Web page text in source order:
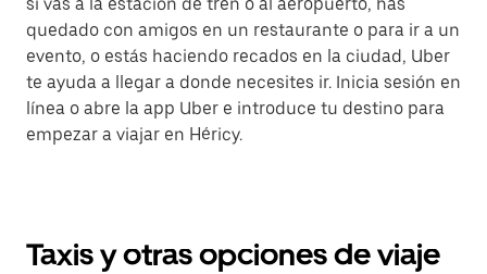
quedado con amigos en un restaurante o para ir a un
evento, o estás haciendo recados en la ciudad, Uber
te ayuda a llegar a donde necesites ir. Inicia sesión en
línea o abre la app Uber e introduce tu destino para
empezar a viajar en Héricy.
Taxis y otras opciones de viaje